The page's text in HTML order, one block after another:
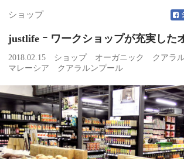
ショップ
justlife ｰ ワークショップが充実した
2018.02.15 ショップ オーガニック
クアラ
マレーシア
クアラルンプール